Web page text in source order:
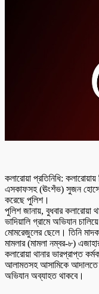
কলারোয়া প্রতিনিধি:
এসকাফসহ (ঊংশঁভ) সুজন
করেছে পুলিশ।
পুলিশ জানায়, বুধবার কলারোয়া
ভাদিয়ালি গ্রামে অভিযান
মোমরেজুলের ছেলে। তিনি
মামলার (মামলা নম্বর-৮)
কলারোয়া থানার ভারপ্রাপ্ত
আলামতসহ আসামিকে আদালতে
অভিযান অব্যাহত থাকবে।